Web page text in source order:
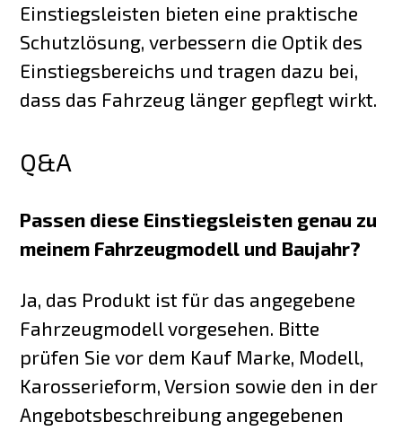
Einstiegsleisten bieten eine praktische
Schutzlösung, verbessern die Optik des
Einstiegsbereichs und tragen dazu bei,
dass das Fahrzeug länger gepflegt wirkt.
Q&A
Passen diese Einstiegsleisten genau zu
meinem Fahrzeugmodell und Baujahr?
Ja, das Produkt ist für das angegebene
Fahrzeugmodell vorgesehen. Bitte
prüfen Sie vor dem Kauf Marke, Modell,
Karosserieform, Version sowie den in der
Angebotsbeschreibung angegebenen